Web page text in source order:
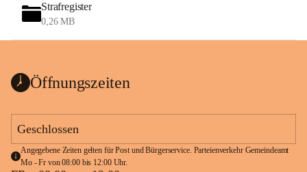
Strafregister
0,26 MB
Öffnungszeiten
Geschlossen
Angegebene Zeiten gelten für Post und Bürgerservice. Parteienverkehr Gemeindeamt
Mo - Fr von 08:00 bis 12:00 Uhr.